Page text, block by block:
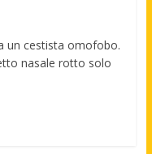
un cestista omofobo.
nasale rotto solo